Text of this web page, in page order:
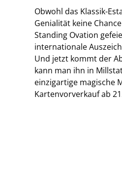
Obwohl das Klassik-
Genialität keine
Standing Ovation
internationale
Und jetzt kommt der
kann man ihn in
einzigartige magische
Kartenvorverkauf ab